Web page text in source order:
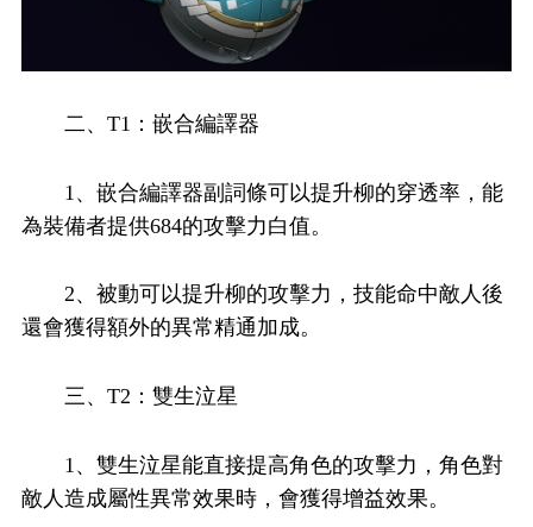
二、T1：嵌合編譯器
1、嵌合編譯器副詞條可以提升柳的穿透率，能
為裝備者提供684的攻擊力白值。
2、被動可以提升柳的攻擊力，技能命中敵人後
還會獲得額外的異常精通加成。
三、T2：雙生泣星
1、雙生泣星能直接提高角色的攻擊力，角色對
敵人造成屬性異常效果時，會獲得增益效果。